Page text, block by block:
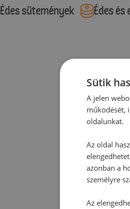
Édes sütemények
Édes és
Sütik
A jelen
működését,
oldalunkat.
Az oldal
azonban a
személyre
Az